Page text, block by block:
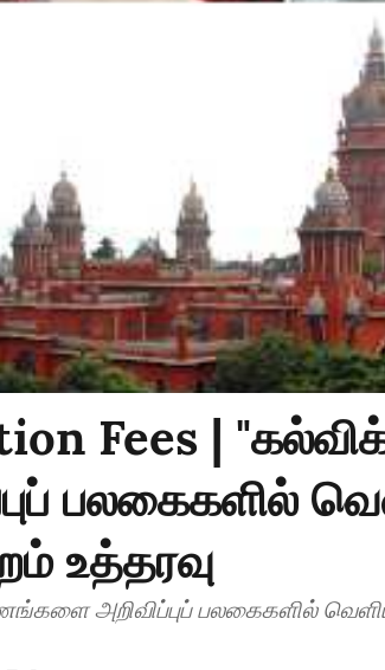
Fees |
பலகைகளில்
உத்தரவு
அறிவிப்புப் பலகைகளில்